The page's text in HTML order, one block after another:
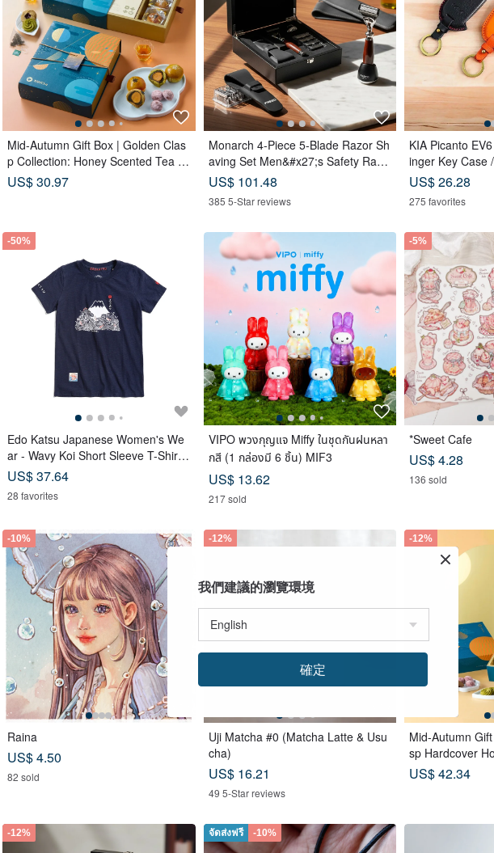
Mid-Autumn Gift Box | Golden Clas
p Collection: Honey Scented Tea B
ags x Double Tea Yolk Pastry x 12
Tea Biscuits - Lunar Blue
US$ 30.97
Monarch 4-Piece 5-Blade Razor Sh
aving Set Men&#x27;s Safety Razo
r Grooming Gift
US$ 101.48
385 5-Star reviews
KIA Picanto
inger Key Case
US$ 26.28
275 favorites
-50%
Edo Katsu Japanese Women's We
ar - Wavy Koi Short Sleeve T-Shirt
(Navy Blue) #Tops #ShortSleeve
US$ 37.64
28 favorites
VIPO พวงกุญแจ Miffy ในชุดกันฝนหลา
กสี (1 กล่องมี 6 ชิ้น) MIF3
US$ 13.62
217 sold
-5%
*Sweet Cafe
US$ 4.28
136 sold
-10%
Raina
US$ 4.50
82 sold
-12%
Uji Matcha #0 (Matcha Latte & Usu
cha)
US$ 16.21
49 5-Star reviews
-12%
Mid-Autumn
sp Hardcover
ags x Tea
US$ 42.34
-12% จัดส่งฟรี -10%
我們建議的瀏覽環境
確定